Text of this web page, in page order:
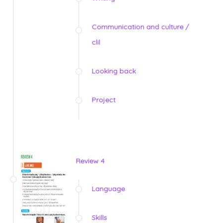
Communication and culture /
clil
Looking back
Project
Review 4
Language
Skills